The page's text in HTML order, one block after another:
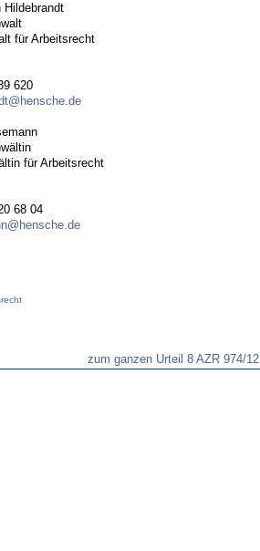
Hildebrandt
für Arbeitsrecht
620
für Arbeitsrecht
68 04
zum ganzen Urteil 8 AZR 974/12